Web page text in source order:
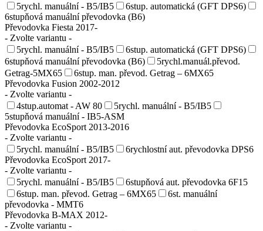
5rychl. manuální - B5/IB5
6stup. automatická (GFT DPS6)
6stupňová manuální převodovka (B6)
Převodovka Fiesta 2017-
- Zvolte variantu -
5rychl. manuální - B5/IB5
6stup. automatická (GFT DPS6)
6stupňová manuální převodovka (B6)
5rychl.manuál.převod.
Getrag-5MX65
6stup. man. převod. Getrag – 6MX65
Převodovka Fusion 2002-2012
- Zvolte variantu -
4stup.automat - AW 80
5rychl. manuální - B5/IB5
5stupňová manuální - IB5-ASM
Převodovka EcoSport 2013-2016
- Zvolte variantu -
5rychl. manuální - B5/IB5
6rychlostní aut. převodovka DPS6
Převodovka EcoSport 2017-
- Zvolte variantu -
5rychl. manuální - B5/IB5
6stupňová aut. převodovka 6F15
6stup. man. převod. Getrag – 6MX65
6st. manuální
převodovka - MMT6
Převodovka B-MAX 2012-
- Zvolte variantu -